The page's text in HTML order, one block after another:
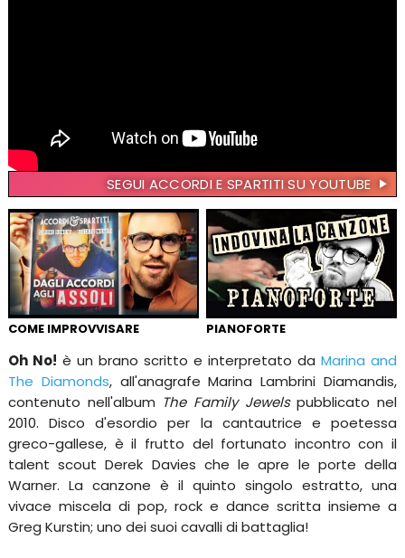
SEGUI ACCORDI E SPARTITI SU YOUTUBE
COME IMPROVVISARE PIANOFORTE
Oh No! è un brano scritto e interpretato daMarina and
The Diamonds, all'anagrafe Marina Lambrini Diamandis,
contenuto nell'album The Family Jewelspubblicato nel
2010. Disco d'esordio per la cantautrice e poetessa
greco-gallese, è il frutto del fortunato incontro con il
talent scout Derek Davies che le apre le porte della
Warner. La canzone è il quinto singolo estratto, una
vivace miscela di pop, rock e dance scritta insieme a
Greg Kurstin; uno dei suoi cavalli di battaglia!